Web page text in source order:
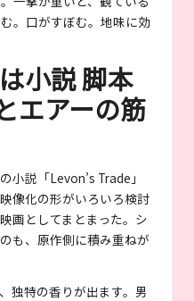
。口がすぼむ。地味に効
小説 脚本
エアーの筋
小説「Levon’s Trade」
像化の形がいろいろ検討
画としてまとまった。シ
も、原作側に積み重ねが
独特の香りが出ます。男